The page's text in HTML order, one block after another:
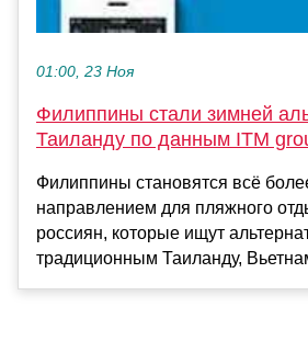
01:00, 23 Ноя
Филиппины стали зимней
Таиланду по данным ITM
Филиппины становятся всё
направлением для пляжного
россиян, которые ищут
традиционным Таиланду,